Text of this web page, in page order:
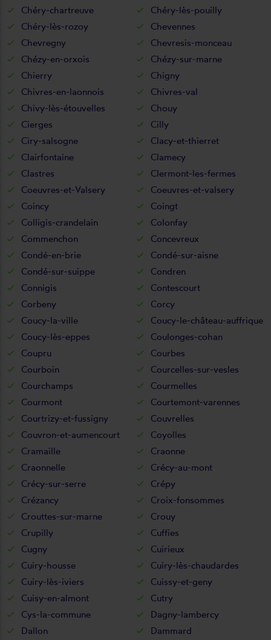
Chéry-chartreuve
Chéry-lès-pouilly
Chéry-lès-rozoy
Chevennes
Chevregny
Chevresis-monceau
Chézy-en-orxois
Chézy-sur-marne
Chierry
Chigny
Chivres-en-laonnois
Chivres-val
Chivy-lès-étouvelles
Chouy
Cierges
Cilly
Ciry-salsogne
Clacy-et-thierret
Clairfontaine
Clamecy
Clastres
Clermont-les-fermes
Coeuvres-et-Valsery
Coeuvres-et-valsery
Coincy
Coingt
Colligis-crandelain
Colonfay
Commenchon
Concevreux
Condé-en-brie
Condé-sur-aisne
Condé-sur-suippe
Condren
Connigis
Contescourt
Corbeny
Corcy
Coucy-la-ville
Coucy-le-château-auffrique
Coucy-lès-eppes
Coulonges-cohan
Coupru
Courbes
Courboin
Courcelles-sur-vesles
Courchamps
Courmelles
Courmont
Courtemont-varennes
Courtrizy-et-fussigny
Couvrelles
Couvron-et-aumencourt
Coyolles
Cramaille
Craonne
Craonnelle
Crécy-au-mont
Crécy-sur-serre
Crépy
Crézancy
Croix-fonsommes
Crouttes-sur-marne
Crouy
Crupilly
Cuffies
Cugny
Cuirieux
Cuiry-housse
Cuiry-lès-chaudardes
Cuiry-lès-iviers
Cuissy-et-geny
Cuisy-en-almont
Cutry
Cys-la-commune
Dagny-lambercy
Dallon
Dammard